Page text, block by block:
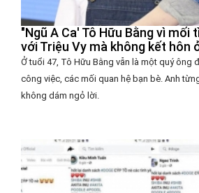
"Ngũ A Ca' Tô Hữu Bằng vì mối
với Triệu Vy mà không kết hôn
Ở tuổi 47, Tô Hữu Bằng vẫn là một quý ông
công việc, các mối quan hệ bạn bè. Anh
không dám ngỏ lời.